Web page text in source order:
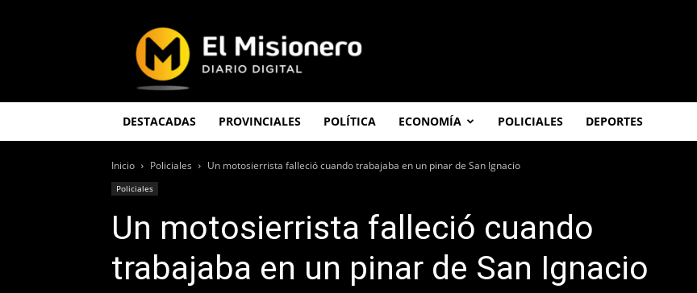
Misionero
DESTACADAS PROVINCIALES POLÍTICA ECONOMÍA POLICIALES DEPORTES
Inicio Policiales Un motosierrista falleció cuando trabajaba en un pinar de San Ignacio
Policiales
Un motosierrista falleció cuando
trabajaba en un pinar de San Ignacio